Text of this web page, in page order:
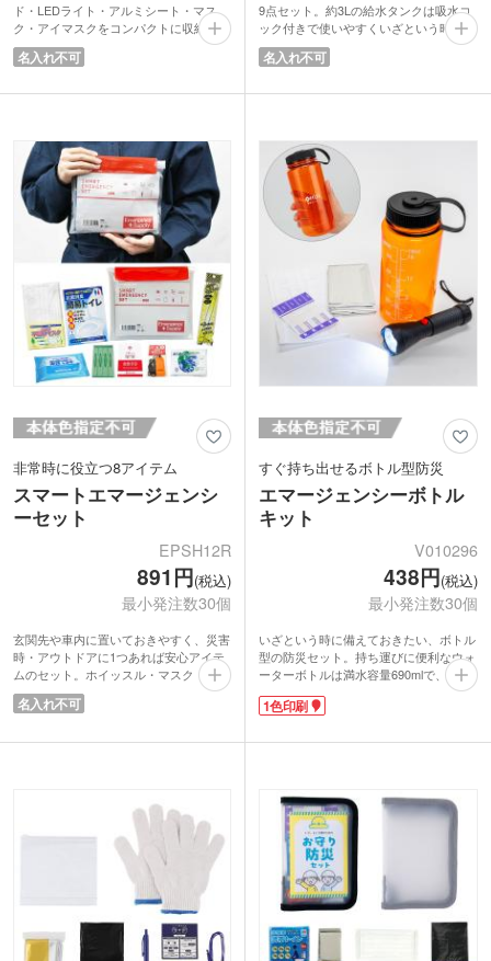
ド・LEDライト・アルミシート・マス
ク・アイマスクをコンパクトに収納した
実用的な防災セットです。ポーチ裏面に
は災害用伝言ダイヤルの使い方がプリン
動できるようサポートします。
のアイテムです。
名入れ不可
9点セット。約3Lの給水タンクは吸水コ
ック付きで使いやすくいざという時の水
の確保もスムーズです。タンク裏面には
災害用伝言ダイヤルの情報が記載されて
さらにLEDライトやアルミシート、不織
ムをひとまとめに。すべてタンク内に収
納でき、省スペースで保管できるのも魅
力です。日常に寄り添う防災セットとし
ておすすめです。
名入れ不可
非常時に役立つ8アイテム
スマートエマージェンシ
ーセット
EPSH12R
891円(税込)
最小発注数30個
玄関先や車内に置いておきやすく、災害
時・アウトドアに1つあれば安心アイテ
ムのセット。ホイッスル・マスク・救急
手引・絆創膏5P・除菌アルコールウェ
ットティッシュ・水に流せるペーパー・
防水規格IPX4基準に合格した防水ケース
す。ショップの購入特典やポイントノベ
ルティなどでお客様へお渡ししたり、防
災イベントの記念品として配布すれば喜
ばれること間違いなしです。
【防水規格IPX4基準とは?】
IEC(国際電気基準会議)規格で規定され
ている、粉塵・防水の試験結果に基づく
保護等級です。防塵機能はありませんが
名入れ不可
すぐ持ち出せるボトル型防災
エマージェンシーボトル
キット
V010296
438円(税込)
最小発注数30個
いざという時に備えておきたい、ボトル
型の防災セット。持ち運びに便利なウォ
ーターボトルは満水容量690mlで、職場
や車内にも置きやすいサイズ感です。中
には懐中電灯や防寒用アルミシート、絆
立つ基本アイテムをしっかりカバーして
らしい注意喚起にもつながります。
ボトル側面には名入れ印刷が可能で、地
域や企業の防災意識を高めるきっかけづ
くりにも役立つ防災グッズです。
1色印刷